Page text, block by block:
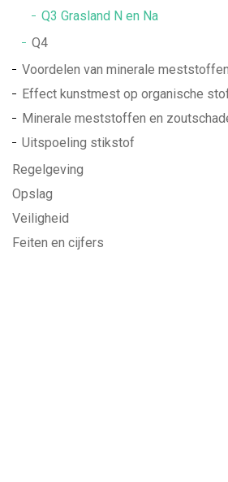
Q3 Grasland N en Na
Q4
Voordelen van minerale meststoffen
Effect kunstmest op organische
Minerale meststoffen en
Uitspoeling stikstof
Regelgeving
Opslag
Veiligheid
Feiten en cijfers